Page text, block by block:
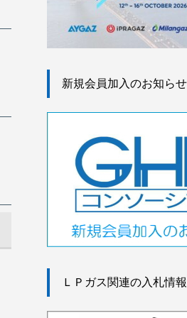
新規会員加入のお知らせ
ＬＰガス関連の入札情